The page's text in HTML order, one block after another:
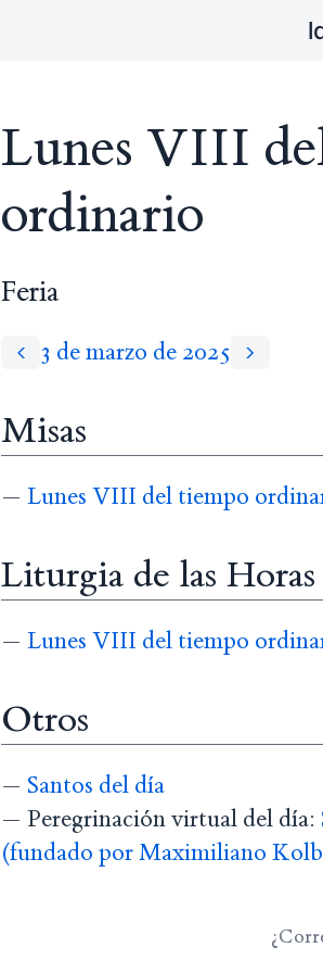
Lunes VIII
ordinario
Feria
3 de marzo de 2025
Misas
— Lunes VIII del tiempo
Liturgia de las Horas
— Lunes VIII del tiempo
Otros
— Santos del día
— Peregrinación virtual del día:
(fundado por Maximiliano